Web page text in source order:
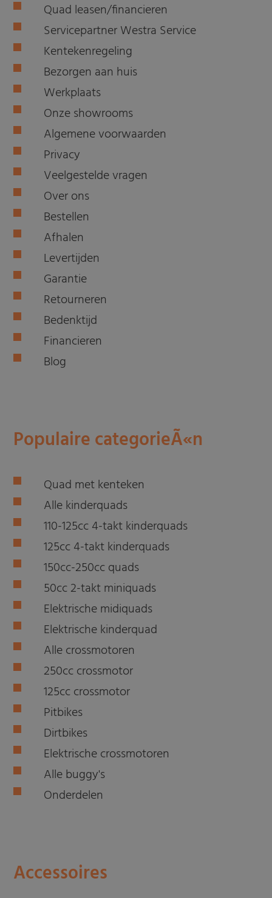
Quad leasen/financieren
Servicepartner Westra Service
Kentekenregeling
Bezorgen aan huis
Werkplaats
Onze showrooms
Algemene voorwaarden
Privacy
Veelgestelde vragen
Over ons
Bestellen
Afhalen
Levertijden
Garantie
Retourneren
Bedenktijd
Financieren
Blog
Populaire categorieÃ«n
Quad met kenteken
Alle kinderquads
110-125cc 4-takt kinderquads
125cc 4-takt kinderquads
150cc-250cc quads
50cc 2-takt miniquads
Elektrische midiquads
Elektrische kinderquad
Alle crossmotoren
250cc crossmotor
125cc crossmotor
Pitbikes
Dirtbikes
Elektrische crossmotoren
Alle buggy's
Onderdelen
Accessoires